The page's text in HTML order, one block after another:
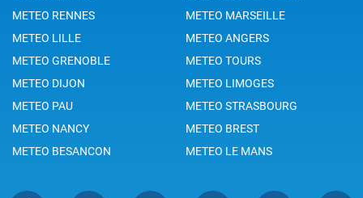
METEO RENNES
METEO MARSEILLE
METEO LILLE
METEO ANGERS
METEO GRENOBLE
METEO TOURS
METEO DIJON
METEO LIMOGES
METEO PAU
METEO STRASBOURG
METEO NANCY
METEO BREST
METEO BESANCON
METEO LE MANS